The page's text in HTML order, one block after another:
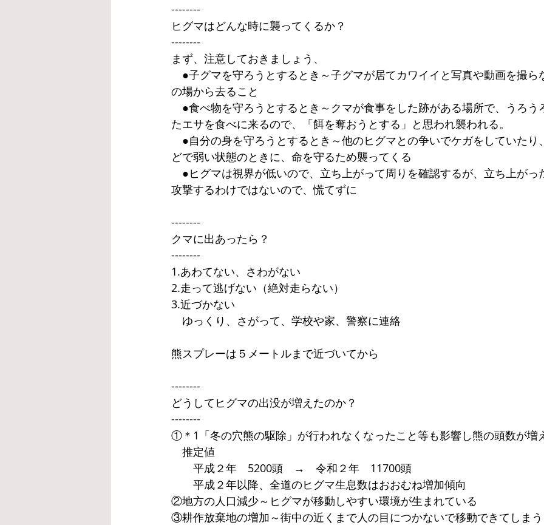
--------
ヒグマはどんな時に襲ってくるか？
--------
まず、注意しておきましょう、
●子グマを守ろうとするとき～子グマが居てカワイイと写真や動画を撮ら
の場から去ること
●食べ物を守ろうとするとき～クマが食事をした跡がある場所で、うろう
たエサを食べに来るので、「餌を奪おうとする」と思われ襲われる。
●自分の身を守ろうとするとき～他のヒグマとの争いでケガをしていたり
どで弱い状態のときに、命を守るため襲ってくる
●ヒグマは視界が低いので、立ち上がって周りを確認するが、立ち上がっ
攻撃するわけではないので、慌てずに
--------
クマに出あったら？
--------
1.あわてない、さわがない
2.走って逃げない（絶対走らない）
3.近づかない
ゆっくり、さがって、学校や家、警察に連絡
熊スプレーは５メートルまで近づいてから
--------
どうしてヒグマの出没が増えたのか？
--------
①＊1「冬の穴熊の駆除」が行われなくなったこと等も影響し熊の頭数が増
推定値
平成２年　5200頭　→　令和２年　11700頭
平成２年以降、全道のヒグマ生息数はおおむね増加傾向
②地方の人口減少～ヒグマが移動しやすい環境が生まれている
③耕作放棄地の増加～街中の近くまで人の目につかないで移動できてしまう